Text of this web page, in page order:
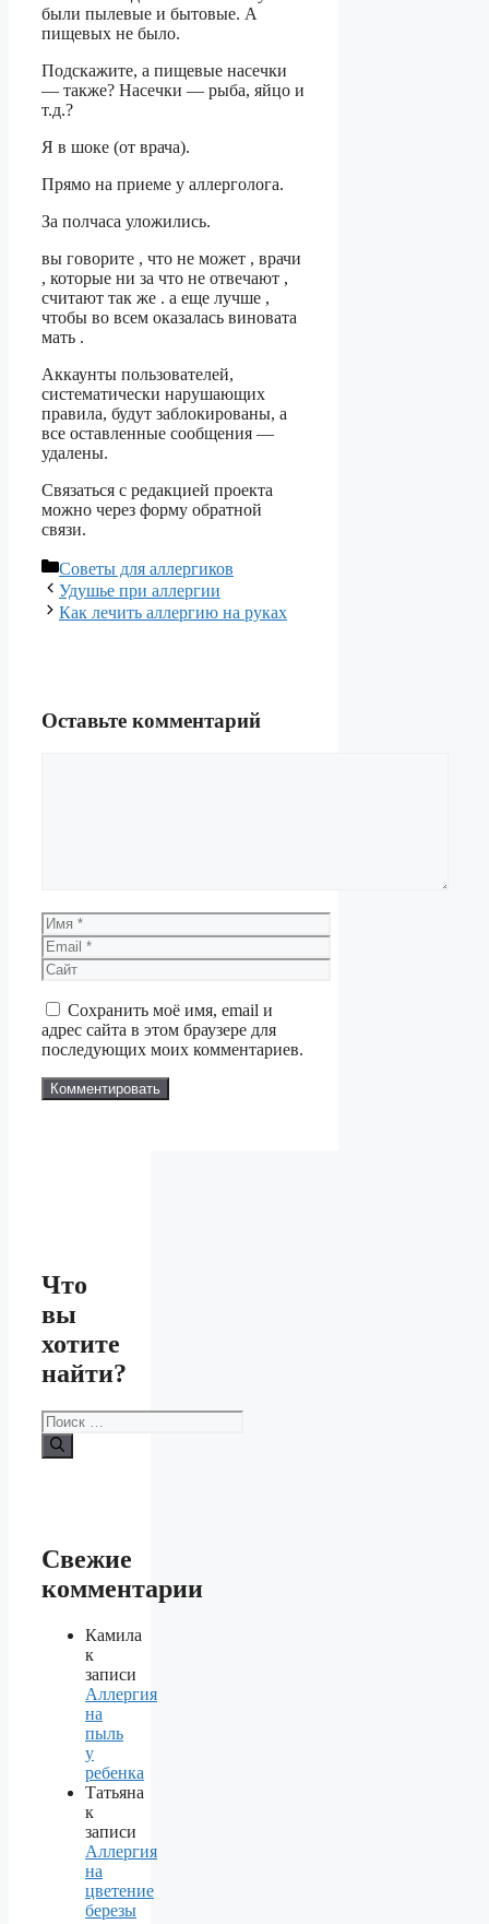
были пылевые и бытовые. А
пищевых не было.
Подскажите, а пищевые насечки
— также? Насечки — рыба, яйцо и
т.д.?
Я в шоке (от врача).
Прямо на приеме у аллерголога.
За полчаса уложились.
вы говорите , что не может , врачи
, которые ни за что не отвечают ,
считают так же . а еще лучше ,
чтобы во всем оказалась виновата
мать .
Аккаунты пользователей,
систематически нарушающих
правила, будут заблокированы, а
все оставленные сообщения —
удалены.
Связаться с редакцией проекта
можно через форму обратной
связи.
Рубрики
Советы для аллергиков
Удушье при аллергии
Как лечить аллергию на руках
Оставьте комментарий
Имя
Email
Сайт
Сохранить моё имя, email и
адрес сайта в этом браузере для
последующих моих комментариев.
Что
вы
хотите
найти?
Поиск:
Свежие
комментарии
Камила
к
записи
Аллергия
на
пыль
у
ребенка
Татьяна
к
записи
Аллергия
на
цветение
березы